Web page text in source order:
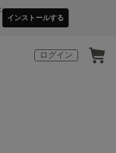
インストールする
ログイン